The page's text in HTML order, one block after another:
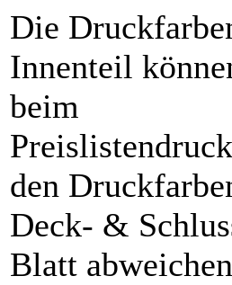
Die
Innenteil
beim
den
Deck- &
Blatt